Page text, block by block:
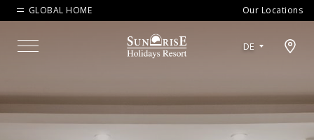
GLOBAL HOME Our Locations
Menu
DE
Open map modal